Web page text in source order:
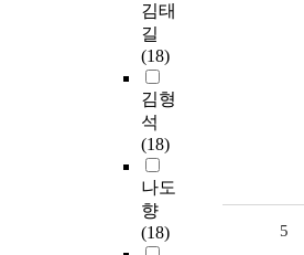
김태
길
(18)
김형
석
(18)
나도
향
(18)
5